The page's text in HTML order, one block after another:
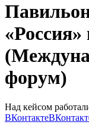
форум)
Над кейсом
ВКонтакте